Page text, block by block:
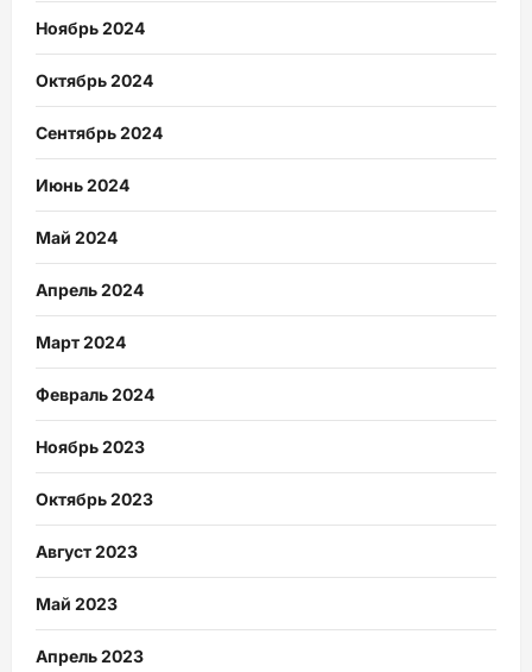
Ноябрь 2024
Октябрь 2024
Сентябрь 2024
Июнь 2024
Май 2024
Апрель 2024
Март 2024
Февраль 2024
Ноябрь 2023
Октябрь 2023
Август 2023
Май 2023
Апрель 2023